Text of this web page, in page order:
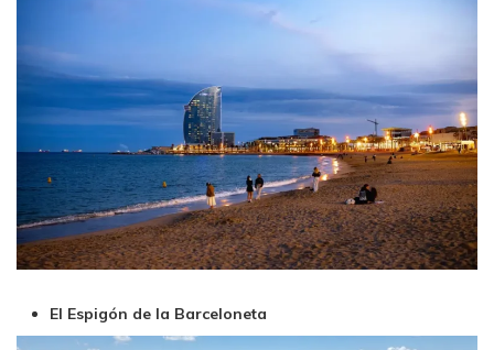
El Espigón de la Barceloneta